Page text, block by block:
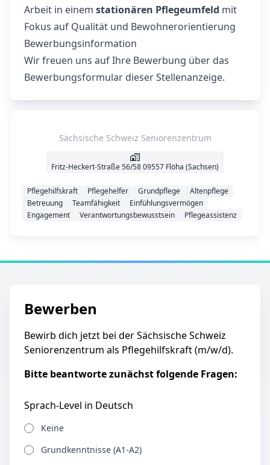
Arbeit in einem stationären Pflegeumfeld mit
Fokus auf Qualität und Bewohnerorientierung
Bewerbungsinformation
Wir freuen uns auf Ihre Bewerbung über das
Bewerbungsformular dieser Stellenanzeige.
Sächsische Schweiz Seniorenzentrum
Fritz-Heckert-Straße 56/58 09557 Flöha (Sachsen)
Pflegehilfskraft Pflegehelfer Grundpflege
Altenpflege
Betreuung
Teamfähigkeit
Einfühlungsvermögen
Engagement
Verantwortungsbewusstsein Pflegeassistenz
Bewerben
Bewirb dich jetzt bei der Sächsische Schweiz
Seniorenzentrum als Pflegehilfskraft (m/w/d).
Bitte beantworte zunächst folgende Fragen:
Sprach-Level in Deutsch
Keine
Grundkenntnisse (A1-A2)